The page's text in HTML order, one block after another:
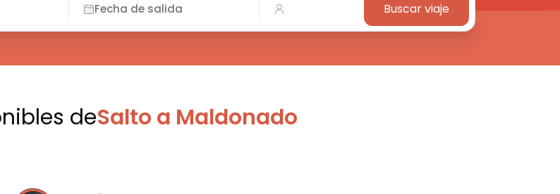
Fecha de salida Buscar viaje
deSalto a Maldonado